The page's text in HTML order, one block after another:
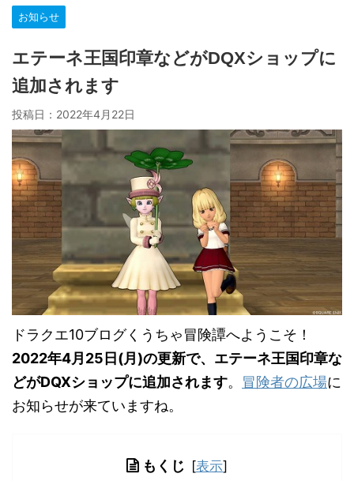
お知らせ
エテーネ王国印章などがDQXショップに
追加されます
投稿日： 2022年4月22日
ドラクエ10ブログくうちゃ冒険譚へようこそ！
2022年4月25日(月)の更新で、エテーネ王国印章な
どがDQXショップに追加されます。 冒険者の広場に
お知らせが来ていますね。
もくじ [表示]